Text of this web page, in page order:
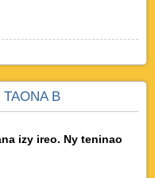
B
izy ireo. Ny teninao